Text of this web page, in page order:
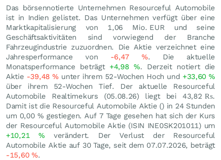
Das börsennotierte Unternehmen Resourceful Automobile
ist in Indien gelistet. Das Unternehmen verfügt über eine
Marktkapitalisierung von 1,06 Mio. EUR und seine
Geschäftsaktivitäten sind vorwiegend der Branche
Fahrzeugindustrie zuzuordnen. Die Aktie verzeichnet eine
Jahresperformance von -6,47%. Die aktuelle
Monatsperformance beträgt +4,98%. Derzeit notiert die
Aktie -39,48%unter ihrem 52-Wochen Hoch und +33,60%
über ihrem 52-Wochen Tief. Der aktuelle Resourceful
Automobile Realtimekurs (05.08.26) liegt bei 43,82 ₨.
Damit ist die Resourceful Automobile Aktie () in 24 Stunden
um 0,00 %gestiegen. Auf 7 Tage gesehen hat sich der Kurs
der Resourceful Automobile Aktie (ISIN INE0SK201011) um
+10,21%verändert. Der Verlust der Resourceful
Automobile Aktie auf 30 Tage, seit dem 07.07.2026, beträgt
-15,60 %.